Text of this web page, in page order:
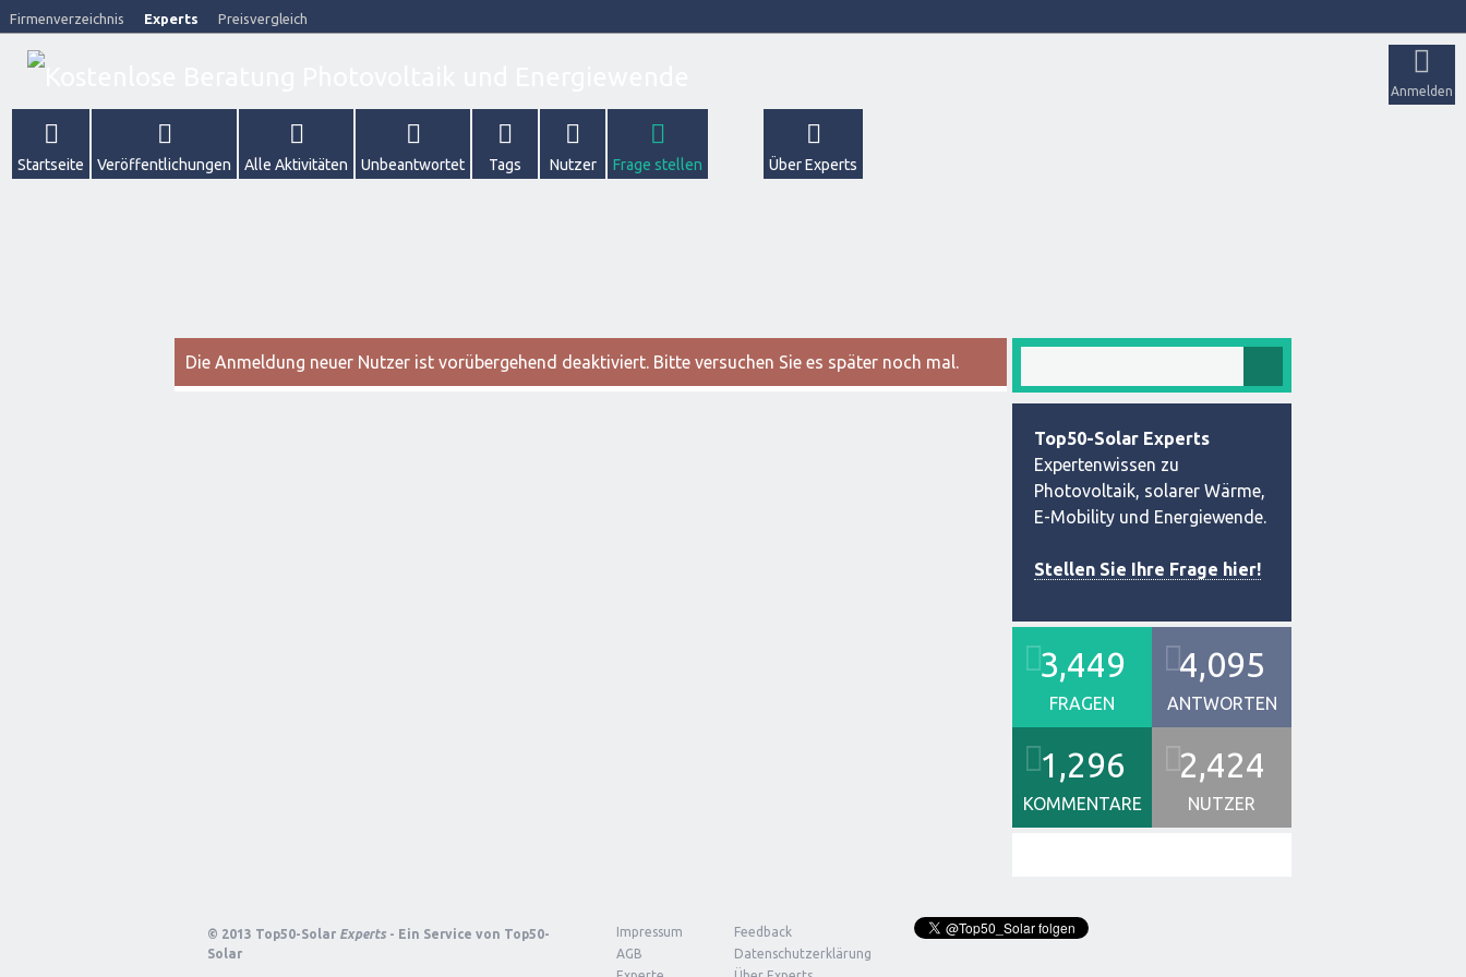
Firmenverzeichnis Experts Preisvergleich
Anmelden
Startseite Veröffentlichungen Alle Aktivitäten Unbeantwortet Tags Nutzer Frage stellen Über Experts
Die Anmeldung neuer Nutzer ist vorübergehend deaktiviert. Bitte versuchen Sie es später noch mal.
Top50-Solar Experts
Expertenwissen zu
Photovoltaik, solarer Wärme,
E-Mobility und Energiewende.
Stellen Sie Ihre Frage hier!
3,449
FRAGEN
4,095
ANTWORTEN
1,296
KOMMENTARE
2,424
NUTZER
© 2013 Top50-Solar Experts - Ein Service von Top50-
Solar
Impressum
Feedback
AGB
Datenschutzerklärung